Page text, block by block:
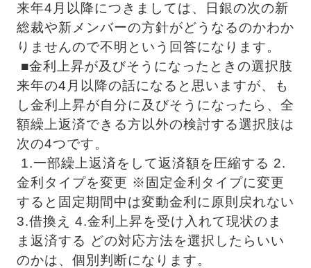
来年4月以降につきましては、日銀の次の新
総裁や新メンバーの方針がどうなるのかわか
りませんので不明という回答になります。
来年の4月以降の話になると思いますが、も
し金利上昇が自分に及びそうになったら、全
額繰上返済できる方以外の検討する選択肢は
次の4つです。
金利タイプを変更 ※固定金利タイプに変更
すると固定期間中は変動金利に原則戻れない
3.借換え 4.金利上昇を受け入れて現状のま
ま返済する どの対応方法を選択したらいい
のかは、個別判断になります。